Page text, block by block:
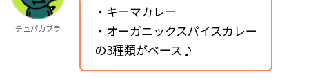
チュパカブラ
・キーマカレー
・オーガニックスパイスカレー
の3種類がベース♪